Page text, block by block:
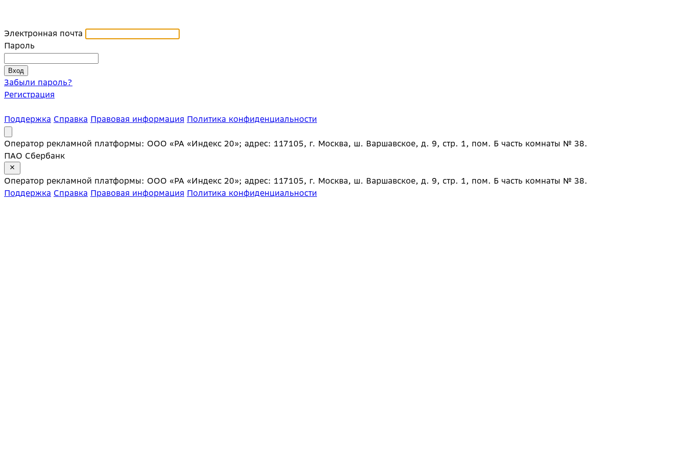
Электронная почта
Пароль
Забыли пароль?
Регистрация
Поддержка Справка Правовая информация Политика конфиденциальности
Оператор рекламной платформы: ООО «РА «Индекс 20»; адрес: 117105, г. Москва, ш. Варшавское, д. 9, стр. 1, пом. Б часть комнаты № 38.
ПАО Сбербанк
Оператор рекламной платформы: ООО «РА «Индекс 20»; адрес: 117105, г. Москва, ш. Варшавское, д. 9, стр. 1, пом. Б часть комнаты № 38.
Поддержка Справка Правовая информация Политика конфиденциальности